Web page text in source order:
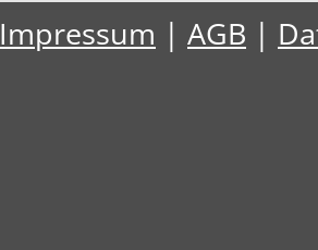
Impressum | AGB |